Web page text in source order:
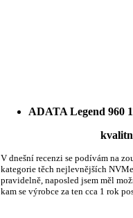
ADATA Legend 960
kvalitního NVMe
V dnešní recenzi se podívám na
kategorie těch nejlevnějších
pravidelně, naposled jsem měl
kam se výrobce za ten cca 1 rok